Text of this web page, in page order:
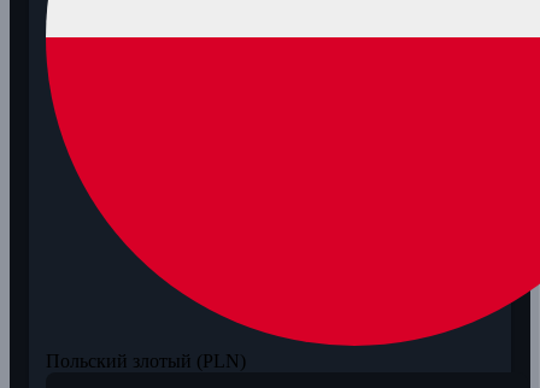
Польский злотый (PLN)